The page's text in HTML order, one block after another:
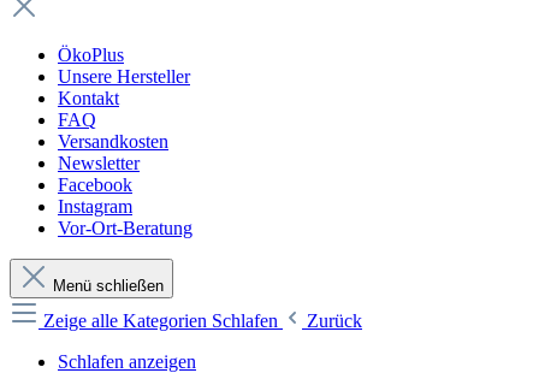
ÖkoPlus
Unsere Hersteller
Kontakt
FAQ
Versandkosten
Newsletter
Facebook
Instagram
Vor-Ort-Beratung
Menü schließen
Zeige alle Kategorien Schlafen
Zurück
Schlafen anzeigen